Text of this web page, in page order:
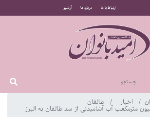
ارتباط با ما درباره ما آرشیو
اخبار طالقان